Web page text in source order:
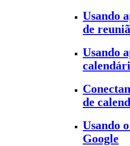
Usando
de
Usando
de
Usando
Google